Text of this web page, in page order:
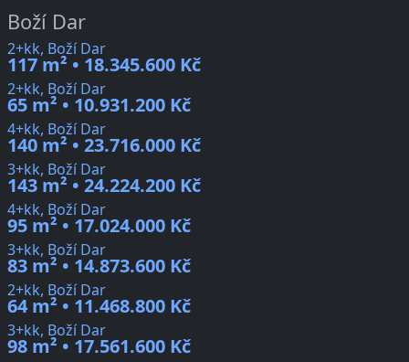
Boží Dar
2+kk, Boží Dar
117 m² • 18.345.600 Kč
2+kk, Boží Dar
65 m² • 10.931.200 Kč
4+kk, Boží Dar
140 m² • 23.716.000 Kč
3+kk, Boží Dar
143 m² • 24.224.200 Kč
4+kk, Boží Dar
95 m² • 17.024.000 Kč
3+kk, Boží Dar
83 m² • 14.873.600 Kč
2+kk, Boží Dar
64 m² • 11.468.800 Kč
3+kk, Boží Dar
98 m² • 17.561.600 Kč